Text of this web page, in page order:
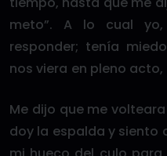
meto”. A lo cual
responder; tenía
nos viera en pleno
Me dijo que me
doy la espalda y siento